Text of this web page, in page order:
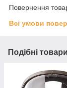
Повернення
Всі умови
Подібні